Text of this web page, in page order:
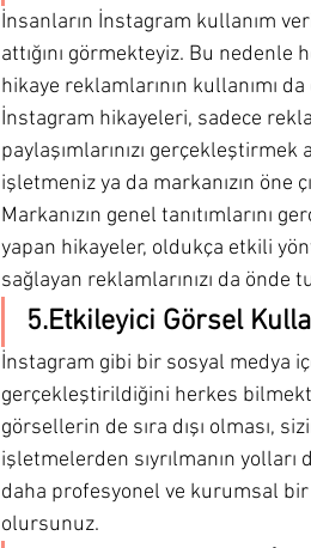
İnsanların İnstagram kullanım
attığını görmekteyiz. Bu
hikaye reklamlarının kullanımı
İnstagram hikayeleri, sadece
paylaşımlarınızı
işletmeniz ya da markanızın öne
Markanızın genel tanıtımlarını
yapan hikayeler, oldukça etkili
sağlayan reklamlarınızı da önde
5.Etkileyici Görsel
İnstagram gibi bir sosyal medya
gerçekleştirildiğini herkes
görsellerin de sıra dışı olması,
işletmelerden sıyrılmanın
daha profesyonel ve kurumsal
olursunuz.